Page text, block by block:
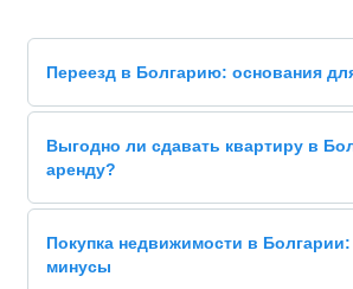
Переезд в Болгарию: основания
Выгодно ли сдавать квартиру в
аренду?
Покупка недвижимости в
минусы